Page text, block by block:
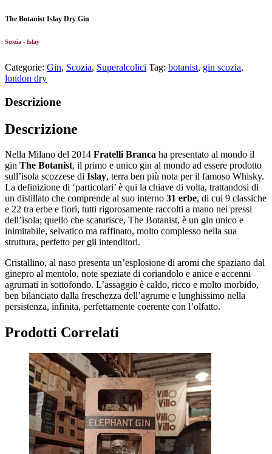
The Botanist Islay Dry Gin
Scozia - Islay
Categorie: Gin, Scozia, Superalcolici Tag: botanist, gin scozia,
london dry
Descrizione
Descrizione
Nella Milano del 2014 Fratelli Branca ha presentato al mondo il
gin The Botanist, il primo e unico gin al mondo ad essere prodotto
sull’isola scozzese di Islay, terra ben più nota per il famoso Whisky.
La definizione di ‘particolari’ è qui la chiave di volta, trattandosi di
un distillato che comprende al suo interno 31 erbe, di cui 9 classiche
e 22 tra erbe e fiori, tutti rigorosamente raccolti a mano nei pressi
dell’isola; quello che scaturisce, The Botanist, è un gin unico e
inimitabile, selvatico ma raffinato, molto complesso nella sua
struttura, perfetto per gli intenditori.
Cristallino, al naso presenta un’esplosione di aromi che spaziano dal
ginepro al mentolo, note speziate di coriandolo e anice e accenni
agrumati in sottofondo. L’assaggio è caldo, ricco e molto morbido,
ben bilanciato dalla freschezza dell’agrume e lunghissimo nella
persistenza, infinita, perfettamente coerente con l’olfatto.
Prodotti Correlati